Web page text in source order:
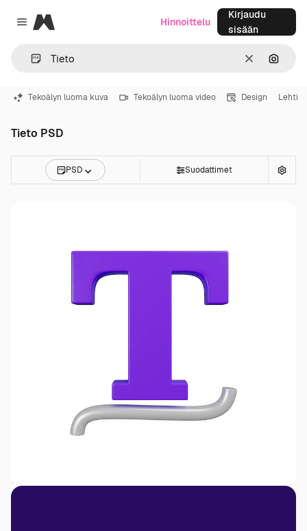
Close menu
Magnific
SelkeäHae
Hinnoittelu
Kirjaudu
sisään
Tekoälyn luoma kuva Tekoälyn luoma video Design Lehti
Tieto PSD
PSD Suodattimet